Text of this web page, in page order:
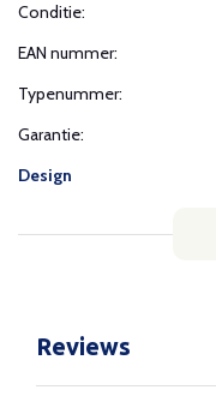
Conditie:
EAN nummer:
Typenummer:
Garantie:
Design
Reviews